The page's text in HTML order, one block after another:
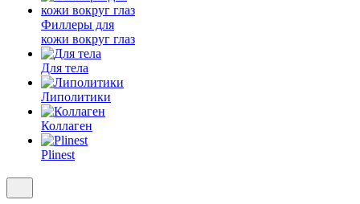
Филлеры для
кожи вокруг глаз
Для тела
Липолитики
Коллаген
Plinest